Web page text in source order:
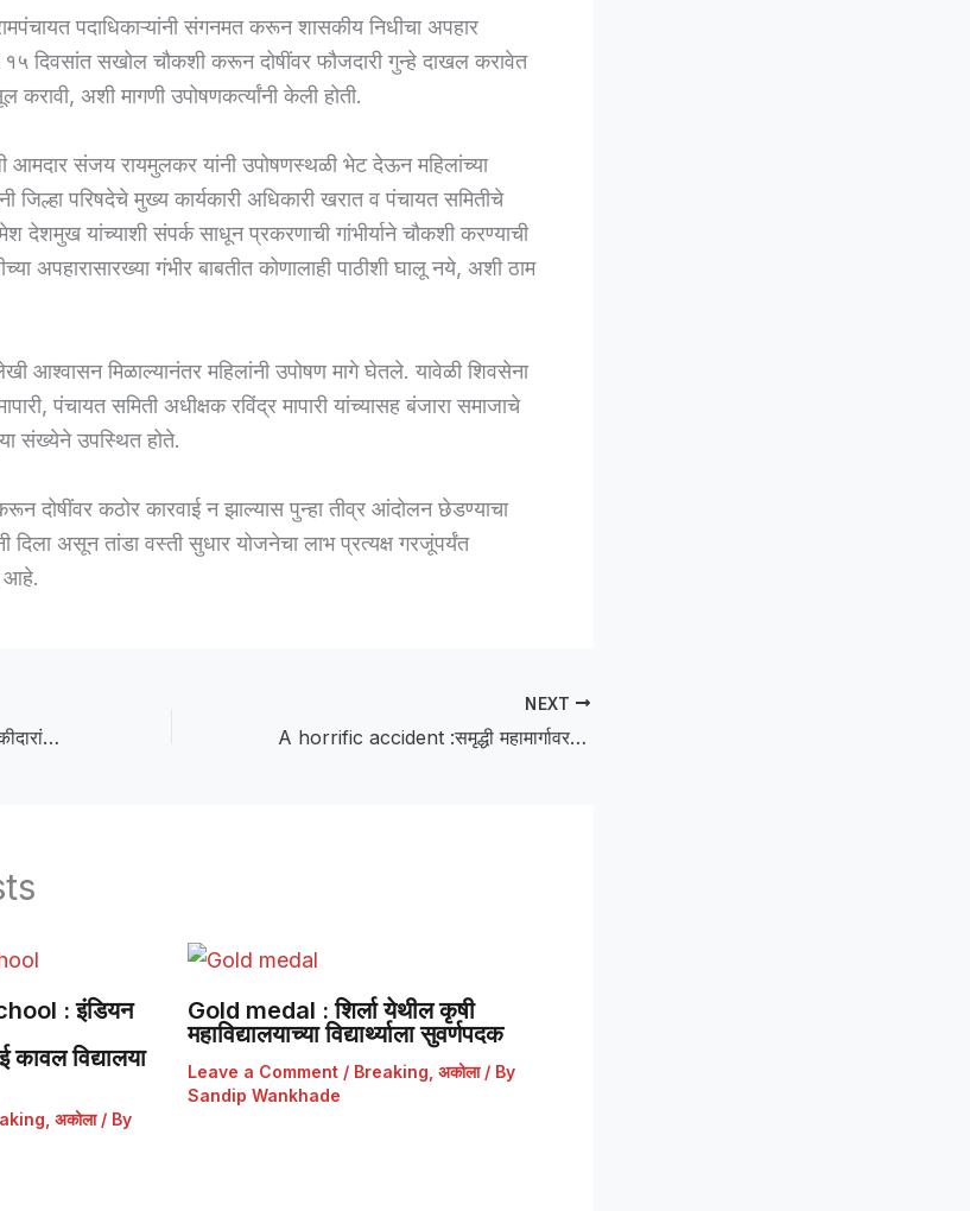
पदाधिकाऱ्यांनी संगनमत करून शासकीय निधीचा अपहार
दिवसांत सखोल चौकशी करून दोषींवर फौजदारी गुन्हे दाखल करावेत
अशी मागणी उपोषणकर्त्यांनी केली होती.
संजय रायमुलकर यांनी उपोषणस्थळी भेट देऊन महिलांच्या
जिल्हा परिषदेचे मुख्य कार्यकारी अधिकारी खरात व पंचायत समितीचे
देशमुख यांच्याशी संपर्क साधून प्रकरणाची गांभीर्याने चौकशी करण्याची
अपहारासारख्या गंभीर बाबतीत कोणालाही पाठीशी घालू नये, अशी ठाम
आश्वासन मिळाल्यानंतर महिलांनी उपोषण मागे घेतले. यावेळी शिवसेना
पंचायत समिती अधीक्षक रविंद्र मापारी यांच्यासह बंजारा समाजाचे
संख्येने उपस्थित होते.
दोषींवर कठोर कारवाई न झाल्यास पुन्हा तीव्र आंदोलन छेडण्याचा
दिला असून तांडा वस्ती सुधार योजनेचा लाभ प्रत्यक्ष गरजूंपर्यंत
आहे.
The District Collector :थकबाकीदारांवर जिल्हाधिकाऱ्यांचा कडक इशारा! महसूल व गौण खनिज दंड वसुलीसाठी सक्तीची मोहीम सुरू
NEXT
A horrific accident :समृद्धी महामार्गावर भीषण अपघात; ट्रकच्या धडकेत एकाचा मृत्यू
: इंडियन
विद्यालया
अकोला/ By
Gold medal : शिर्ला येथील कृषी
महाविद्यालयाच्या विद्यार्थ्याला सुवर्णपदक
Leave a Comment / Breaking अकोला/ By
Sandip Wankhade